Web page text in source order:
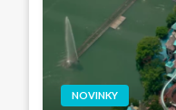
NOVINKY